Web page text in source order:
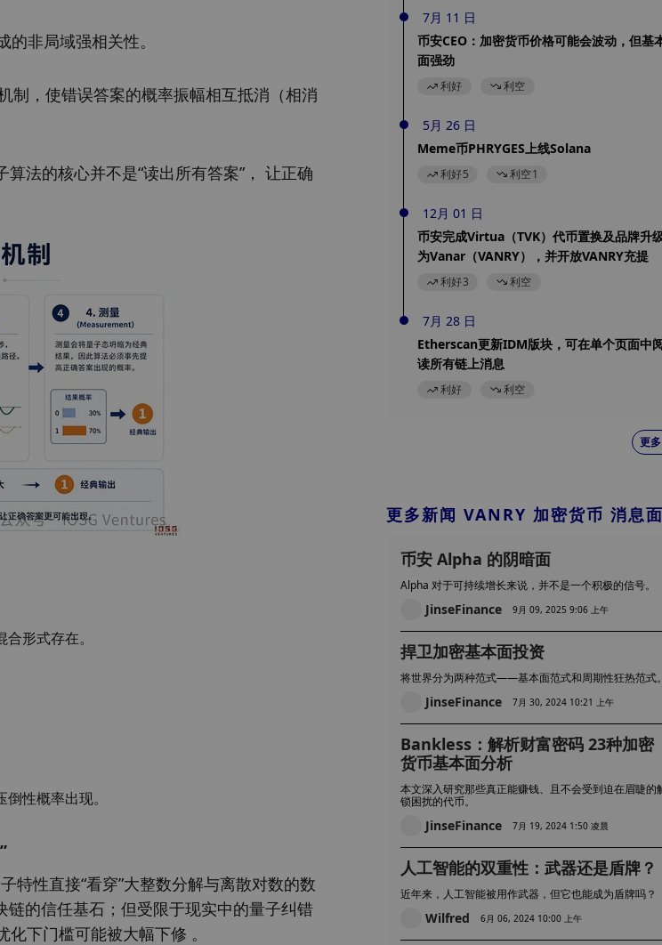
非局域强相关性。
，使错误答案的概率振幅相互抵消（相消
法的核心并不是“读出所有答案”， 让正确
形式存在。
性概率出现。
特性直接“看穿”大整数分解与离散对数的数
链的信任基石；但受限于现实中的量子纠错
下门槛可能被大幅下修 。
7月 11 日
币安CEO：加密货币价格可能会波动，但基
面强劲
利好 利空
5月 26 日
Meme币PHRYGES上线Solana
利好5 利空1
12月 01 日
币安完成Virtua（TVK）代币置换及品牌升
为Vanar（VANRY），并开放VANRY充提
利好3 利空
7月 28 日
Etherscan更新IDM版块，可在单个页面中
读所有链上消息
利好 利空
更多
更多新闻 VANRY 加密货币 消息
币安 Alpha 的阴暗面
Alpha 对于可持续增长来说，并不是一个积极的信号。
JinseFinance 9月 09, 2025 9:06 上午
捍卫加密基本面投资
将世界分为两种范式——基本面范式和周期性狂热范式
JinseFinance 7月 30, 2024 10:21 上午
Bankless：解析财富密码 23种加密
货币基本面分析
本文深入研究那些真正能赚钱、且不会受到迫在眉睫的
锁困扰的代币。
JinseFinance 7月 19, 2024 1:50 凌晨
人工智能的双重性：武器还是盾牌？
近年来，人工智能被用作武器，但它也能成为盾牌吗？
Wilfred 6月 06, 2024 10:00 上午